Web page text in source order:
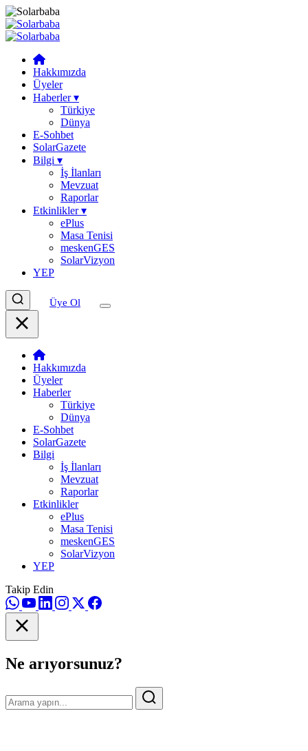
Hakkımızda
Üyeler
Haberler▾
Türkiye
Dünya
E-Sohbet
SolarGazete
Bilgi ▾
İş İlanları
Mevzuat
Raporlar
Etkinlikler▾
ePlus
Masa Tenisi
meskenGES
SolarVizyon
YEP
Üye Ol
Hakkımızda
Üyeler
Haberler
Türkiye
Dünya
E-Sohbet
SolarGazete
Bilgi
İş İlanları
Mevzuat
Raporlar
Etkinlikler
ePlus
Masa Tenisi
meskenGES
SolarVizyon
YEP
Takip Edin
Ne arıyorsunuz?